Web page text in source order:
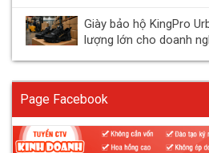
Giày bảo hộ KingPro
lượng lớn cho doanh
Page Facebook